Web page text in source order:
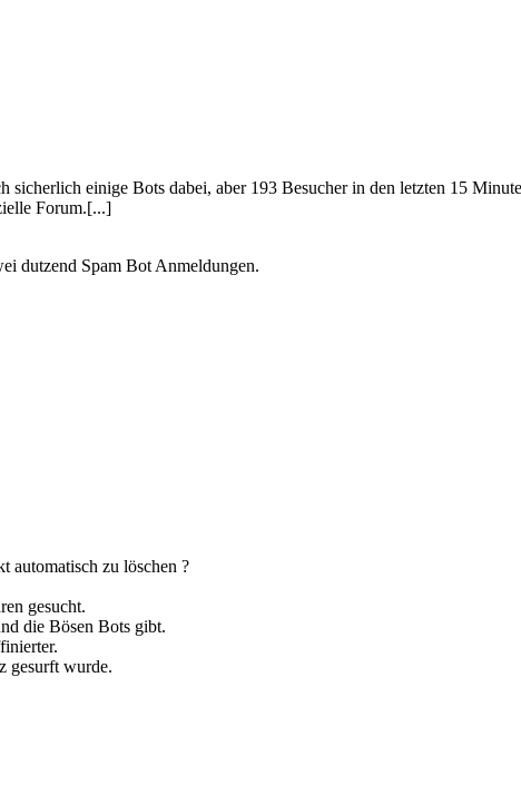
sicherlich einige Bots dabei, aber 193 Besucher in den letzten 15
Forum.[...]
dutzend Spam Bot Anmeldungen.
automatisch zu löschen ?
gesucht.
die Bösen Bots gibt.
gesurft wurde.